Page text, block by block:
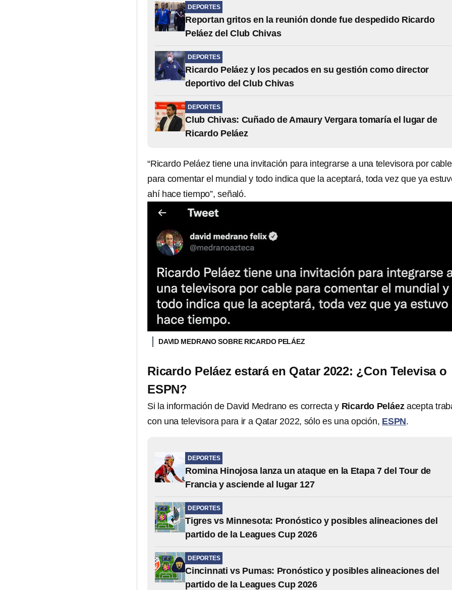
DEPORTES
Reportan gritos en la reunión donde fue despedido Ricardo
Peláez del Club Chivas
DEPORTES
Ricardo Peláez y los pecados en su gestión como director
deportivo del Club Chivas
DEPORTES
Club Chivas: Cuñado de Amaury Vergara tomaría el lugar de
Ricardo Peláez
“Ricardo Peláez tiene una invitación para integrarse a una televisora por cable
para comentar el mundial y todo indica que la aceptará, toda vez que ya
ahí hace tiempo”, señaló.
DAVID MEDRANO SOBRE RICARDO PELÁEZ
Ricardo Peláez estará en Qatar 2022: ¿Con Televisa o
ESPN?
Si la información de David Medrano es correcta y Ricardo Peláez acepta
con una televisora para ir a Qatar 2022, sólo es una opción, ESPN.
DEPORTES
Romina Hinojosa lanza un ataque en la Etapa 7 del Tour de
Francia y asciende al lugar 127
DEPORTES
Tigres vs Minnesota: Pronóstico y posibles alineaciones del
partido de la Leagues Cup 2026
DEPORTES
Cincinnati vs Pumas: Pronóstico y posibles alineaciones del
partido de la Leagues Cup 2026